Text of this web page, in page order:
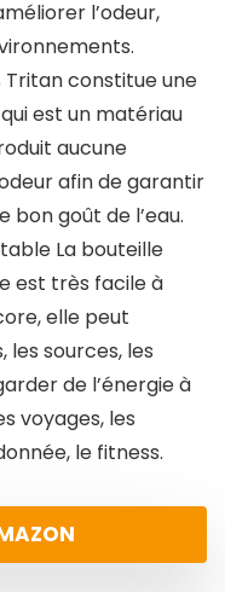
l’odeur,
Tritan constitue une
est un matériau
aucune
afin de garantir
bon goût de l’eau.
La bouteille
est très facile à
elle peut
les sources, les
de l’énergie à
voyages, les
le fitness.